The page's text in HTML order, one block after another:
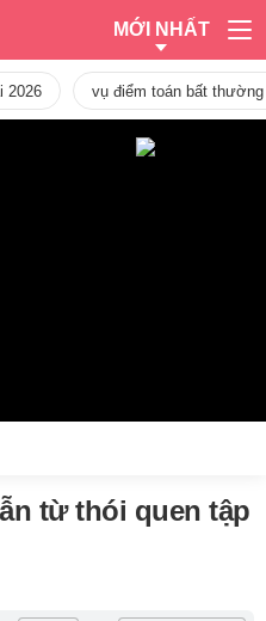
MỚI NHẤT
2026 vụ điểm toán bất
từ thói quen tập